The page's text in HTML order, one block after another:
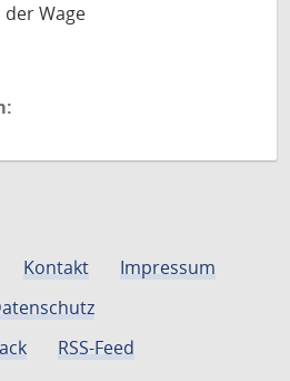
Wage
Kontakt
Impressum
RSS-Feed